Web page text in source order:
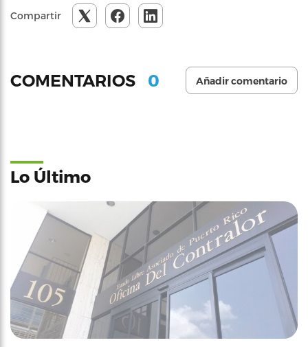
Compartir
COMENTARIOS 0 Añadir comentario
Lo Último